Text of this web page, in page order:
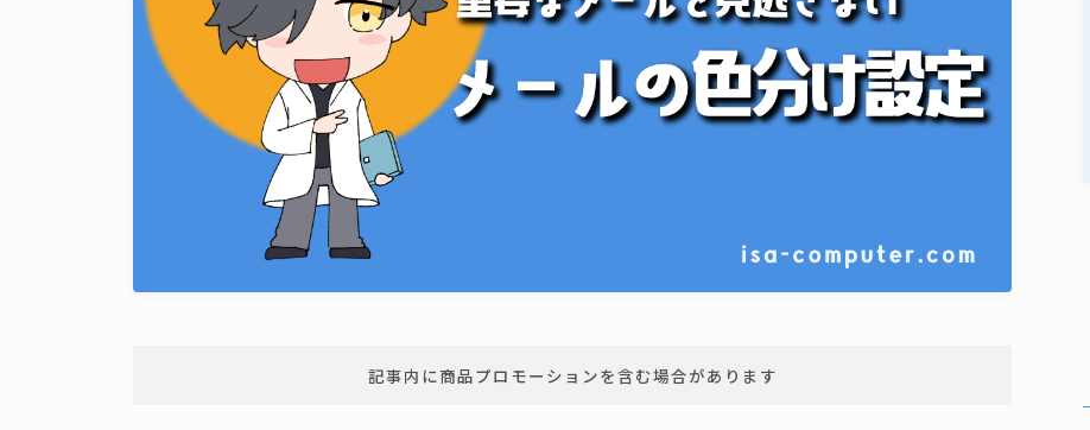
記事内に商品プロモーションを含む場合があります